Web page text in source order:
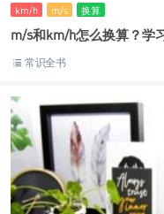
km/h m/s 换算
m/s和km/h怎么换算？学
常识全书